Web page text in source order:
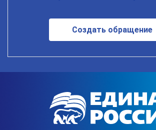
Создать обращение